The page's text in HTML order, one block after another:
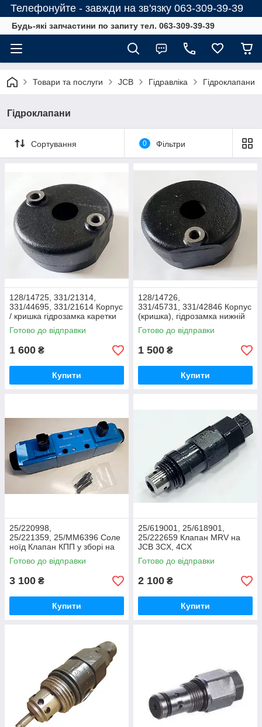
Телефонуйте - завжди на зв'язку 063-309-39-39
Будь-які запчастини по запиту тел. 063-309-39-39
Товари та послуги JCB Гідравліка Гідроклапани
Гідроклапани
Сортування 0 Фільтри
128/14725, 331/21314,
331/44695, 331/21614 Корпус
/ кришка гідрозамка каретки
(2 порта) на JCB 3CX, 4CX
Готово до відправки
1 600 ₴
Купити
128/14726,
331/45731, 331/42846 Корпус
(кришка), гідрозамка нижній
(1 порт) JCB 3CX 4CX
Готово до відправки
1 500 ₴
Купити
25/220998,
25/221359, 25/MM6396 Соле
ноїд Клапан КПП у зборі на
JCB
Готово до відправки
3 100 ₴
Купити
25/619001, 25/618901,
25/222659 Клапан MRV на
JCB 3CX, 4CX
Готово до відправки
2 100 ₴
Купити